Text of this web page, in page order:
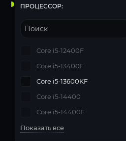
ПРОЦЕССОР:
Core i5-12400F
Core i5-13400F
Core i5-13600KF
Core i5-14400
Core i5-14400F
Показать все